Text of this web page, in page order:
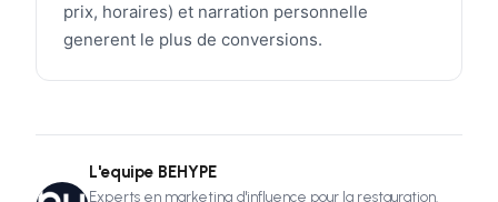
prix, horaires) et narration personnelle
generent le plus de conversions.
L'equipe BEHYPE
Experts en marketing d'influence pour la restauration.